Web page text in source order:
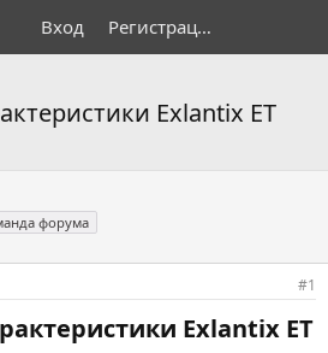
Вход Регистрация
Exlantix ET
форума
#1
Exlantix ET​